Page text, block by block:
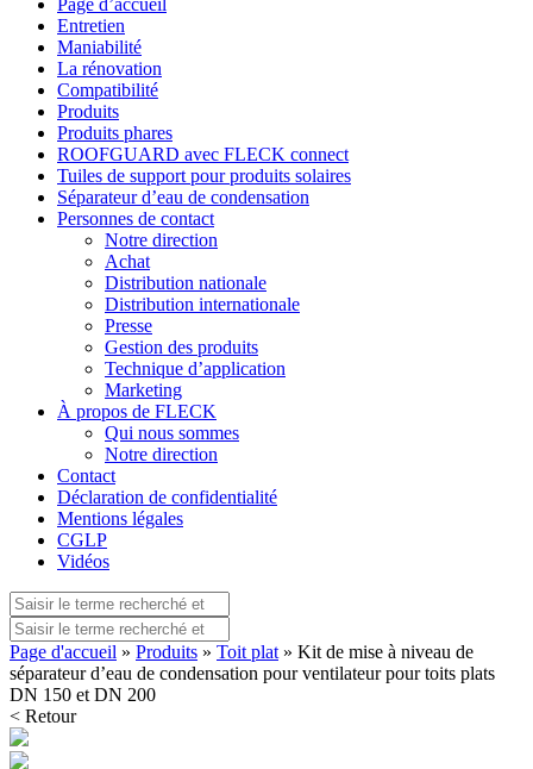
Page d’accueil
Entretien
Maniabilité
La rénovation
Compatibilité
Produits
Produits phares
ROOFGUARD avec FLECK connect
Tuiles de support pour produits solaires
Séparateur d’eau de condensation
Personnes de contact
Notre direction
Achat
Distribution nationale
Distribution internationale
Presse
Gestion des produits
Technique d’application
Marketing
À propos de FLECK
Qui nous sommes
Notre direction
Contact
Déclaration de confidentialité
Mentions légales
CGLP
Vidéos
Page d'accueil » Produits » Toit plat » Kit de mise à niveau de
séparateur d’eau de condensation pour ventilateur pour toits plats
DN 150 et DN 200
< Retour